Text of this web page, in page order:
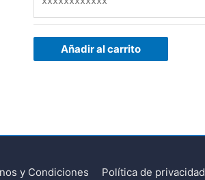
Añadir al carrito
y Condiciones Política de privacidad